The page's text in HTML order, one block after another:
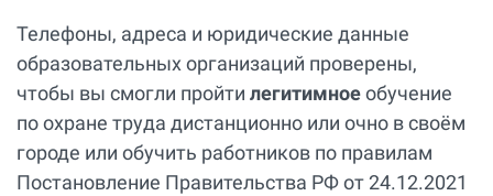
Телефоны, адреса и юридические данные
образовательных организаций проверены,
чтобы вы смогли пройти легитимноеобучение
по охране труда дистанционно или очно в своём
городе или обучить работников по правилам
Постановление Правительства РФ от 24.12.2021